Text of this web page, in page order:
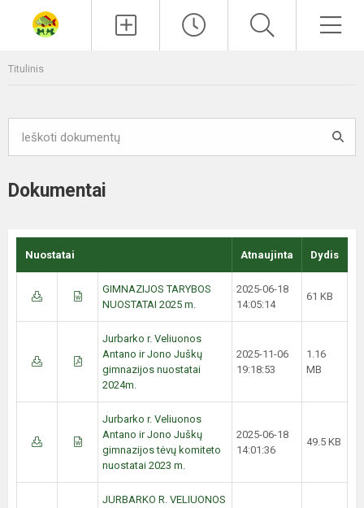
Titulinis
Dokumentai
Nuostatai Atnaujinta Dydis
GIMNAZIJOS TARYBOS
NUOSTATAI 2025 m.
2025-06-18
14:05:14
61 KB
Jurbarko r. Veliuonos
Antano ir Jono Juškų
gimnazijos nuostatai
2024m.
2025-11-06
19:18:53
1.16
MB
Jurbarko r. Veliuonos
Antano ir Jono Juškų
gimnazijos tėvų komiteto
nuostatai 2023 m.
2025-06-18
14:01:36
49.5 KB
JURBARKO R. VELIUONOS